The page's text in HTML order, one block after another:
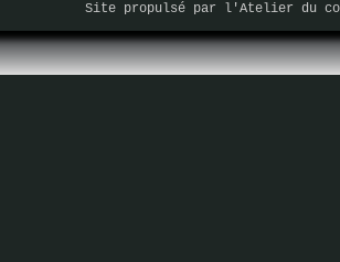
Site propulsé par l'Atelier du